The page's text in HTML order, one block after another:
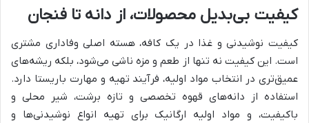
کیفیت بی‌بدیل محصولات، از دانه تا فنجان
کیفیت نوشیدنی و غذا در یک کافه، هسته اصلی وفاداری مشتری
است. این کیفیت نه تنها از طعم و مزه ناشی می‌شود، بلکه ریشه‌های
عمیق‌تری در انتخاب مواد اولیه، فرآیند تهیه و مهارت باریستا دارد.
استفاده از دانه‌های قهوه تخصصی و تازه برشت، شیر محلی و
باکیفیت، و مواد اولیه ارگانیک برای تهیه انواع نوشیدنی‌ها و